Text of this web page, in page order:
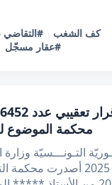
#كف الشغب
#عقار مسجّل
محكمة الموضوع